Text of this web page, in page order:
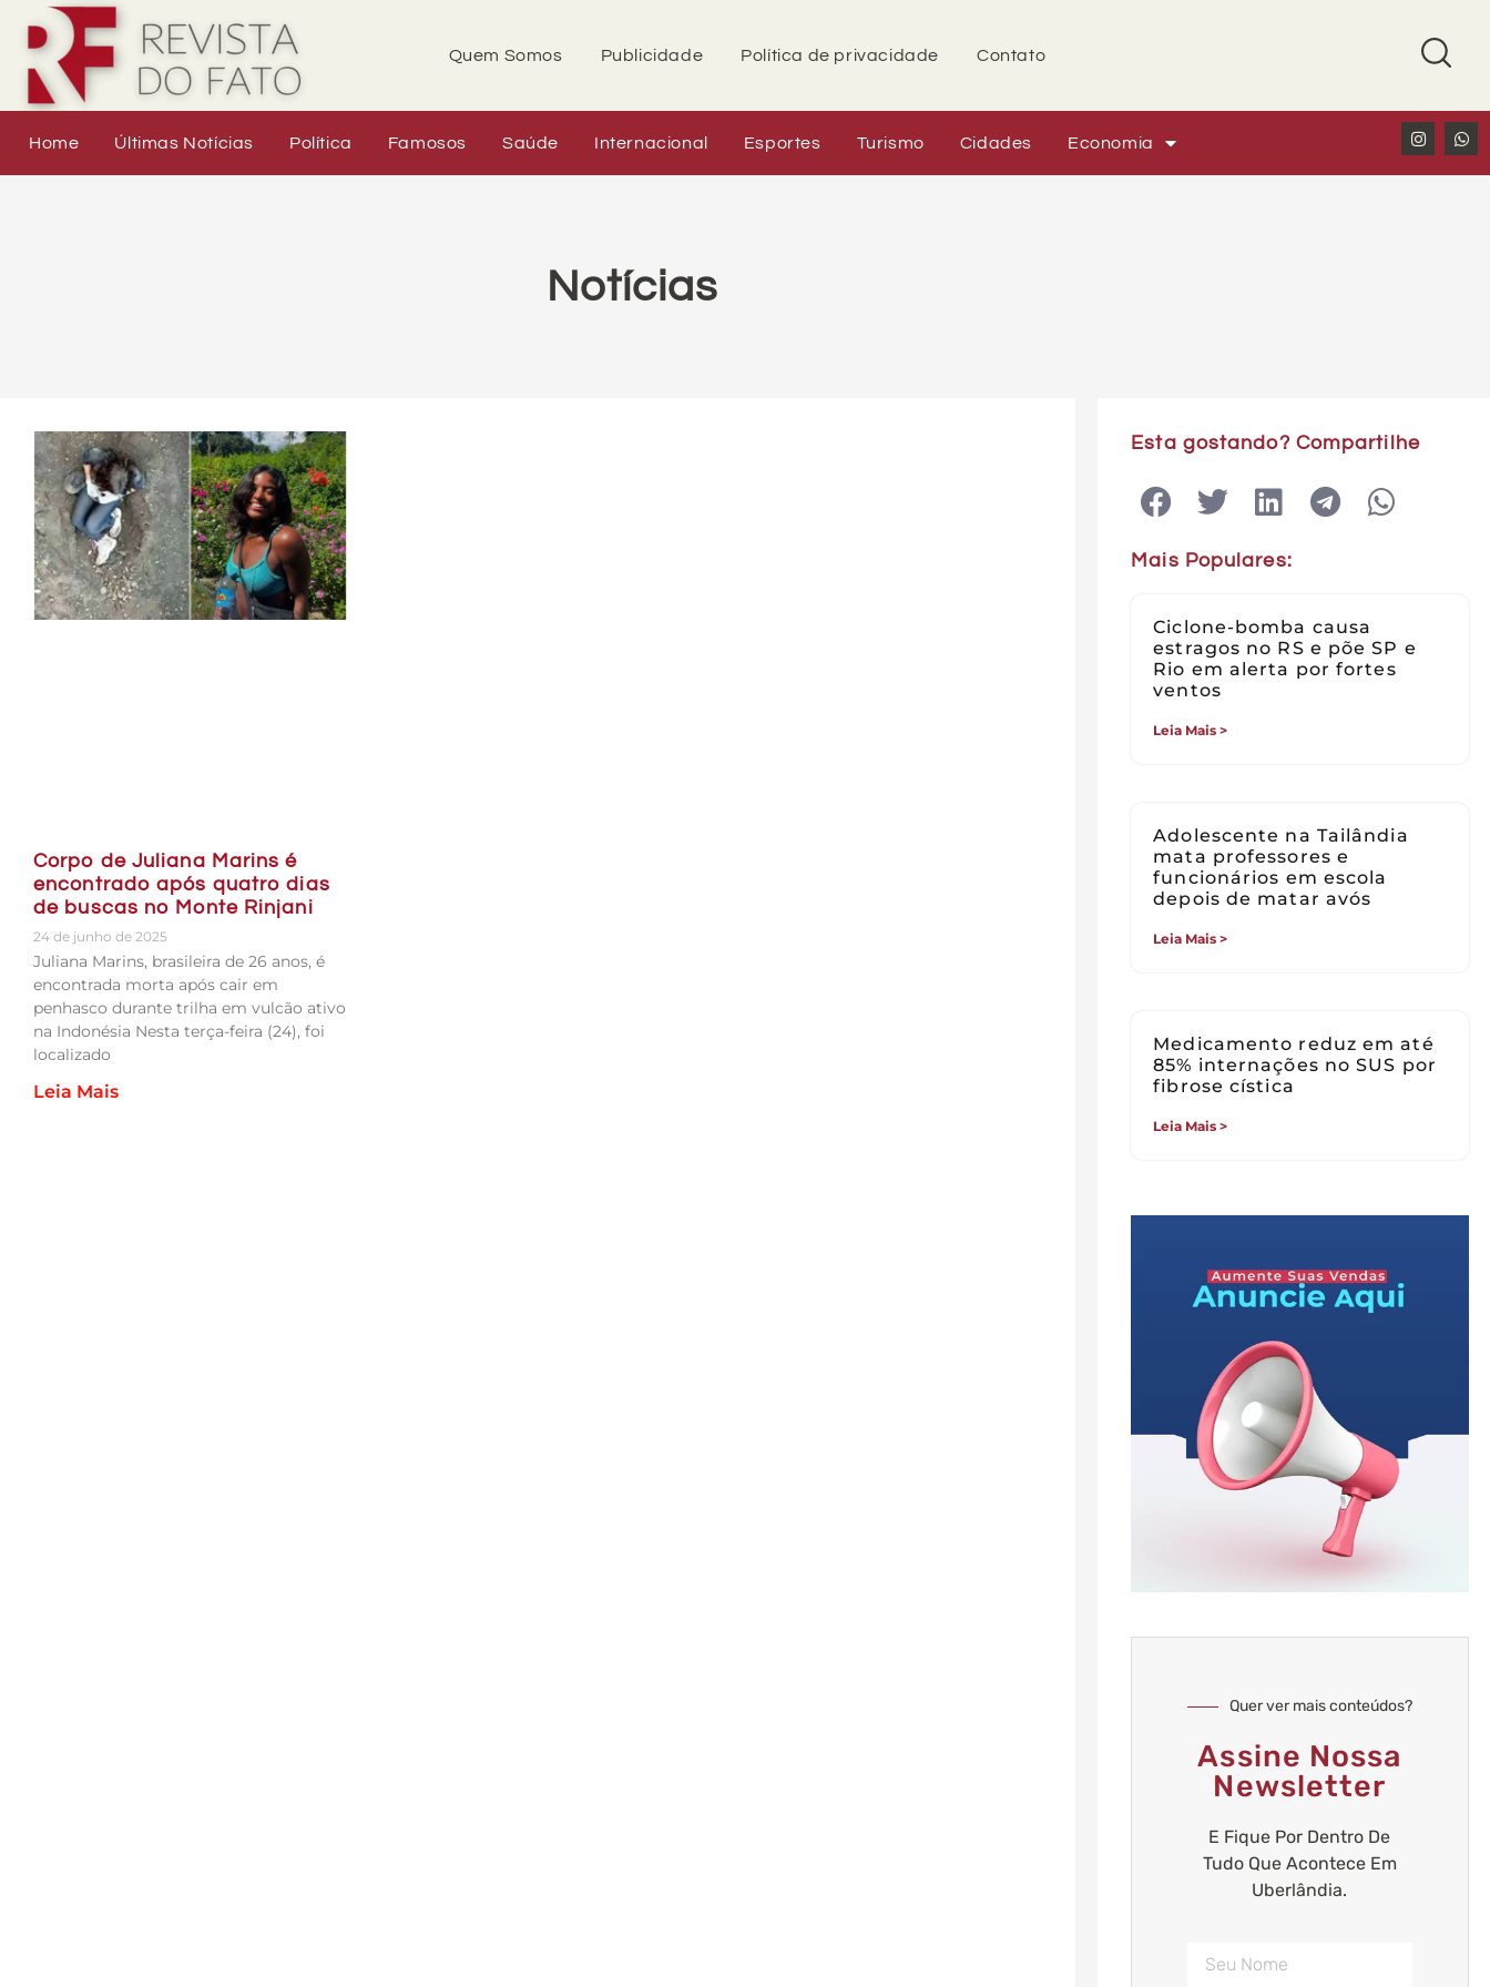
Quem Somos Publicidade Política de privacidade Contato
Home Últimas Notícias Política Famosos Saúde Internacional Esportes Turismo Cidades Economia
Notícias
Corpo de Juliana Marins é
encontrado após quatro dias
de buscas no Monte Rinjani
24 de junho de 2025
Juliana Marins, brasileira de 26 anos, é
encontrada morta após cair em
penhasco durante trilha em vulcão ativo
na Indonésia Nesta terça-feira (24), foi
localizado
Leia Mais
Esta gostando? Compartilhe
Mais Populares:
Ciclone-bomba causa
estragos no RS e põe SP e
Rio em alerta por fortes
ventos
Leia Mais >
Adolescente na Tailândia
mata professores e
funcionários em escola
depois de matar avós
Leia Mais >
Medicamento reduz em até
85% internações no SUS por
fibrose cística
Leia Mais >
Quer ver mais conteúdos?
Assine Nossa
Newsletter
E Fique Por Dentro De
Tudo Que Acontece Em
Uberlândia.